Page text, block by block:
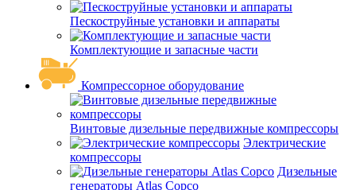
Пескоструйные установки и аппараты
Комплектующие и запасные части
Компрессорное оборудование
Винтовые дизельные передвижные компрессоры
Электрические
компрессоры
Дизельные
генераторы Atlas Copco